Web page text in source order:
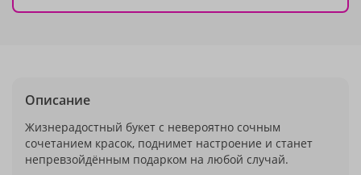
Описание
Жизнерадостный букет с невероятно сочным
сочетанием красок, поднимет настроение и станет
непревзойдённым подарком на любой случай.